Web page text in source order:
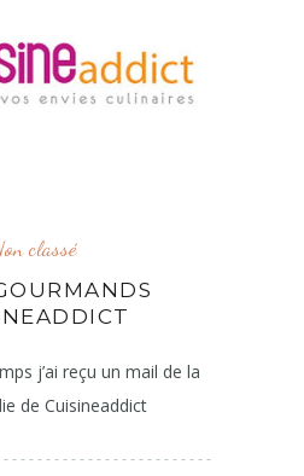
classé
j’ai reçu un mail de la
de Cuisineaddict